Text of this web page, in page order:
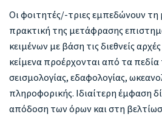
Οι φοιτητές/-τριες εμπεδώνουν τη
πρακτική της μετάφρασης
κειμένων με βάση τις διεθνείς
κείμενα προέρχονται από τα πεδία
σεισμολογίας, εδαφολογίας,
πληροφορικής. Ιδιαίτερη έμφαση
απόδοση των όρων και στη